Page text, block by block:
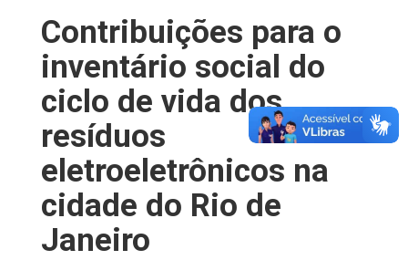
Contribuições para o
inventário social do
ciclo de vida dos
resíduos
eletroeletrônicos na
cidade do Rio de
Janeiro